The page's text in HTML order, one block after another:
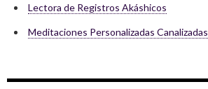
Lectora de Registros Akáshicos
Meditaciones Personalizadas Canalizadas